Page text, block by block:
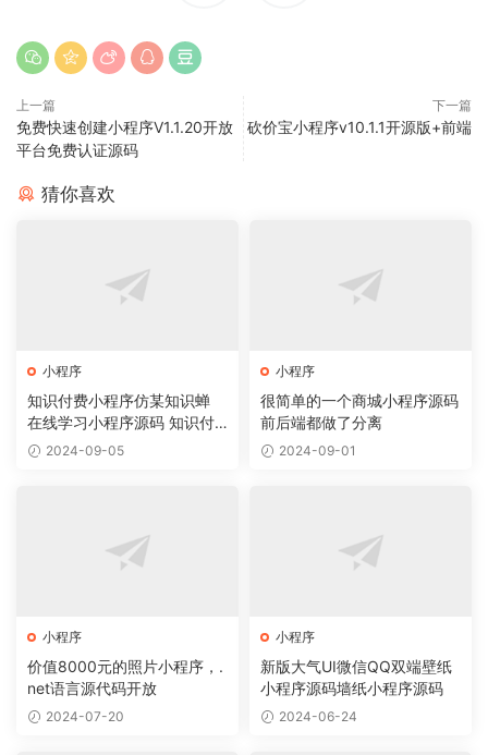
上一篇
免费快速创建小程序V1.1.20开放
平台免费认证源码
下一篇
砍价宝小程序v10.1.1开源版+前端
猜你喜欢
小程序
知识付费小程序仿某知识蝉
在线学习小程序源码 知识付
费系统2024-09-05
小程序
很简单的一个商城小程序源码
前后端都做了分离
2024-09-01
小程序
价值8000元的照片小程序，.
net语言源代码开放
2024-07-20
小程序
新版大气UI微信QQ双端壁纸
小程序源码墙纸小程序源码
2024-06-24